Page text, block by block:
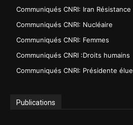
Communiqués CNRI: Iran Résistance
Communiqués CNRI: Nucléaire
Communiqués CNRI: Femmes
Communiqués CNRI :Droits humains
Communiqués CNRI: Présidente élue
Publications